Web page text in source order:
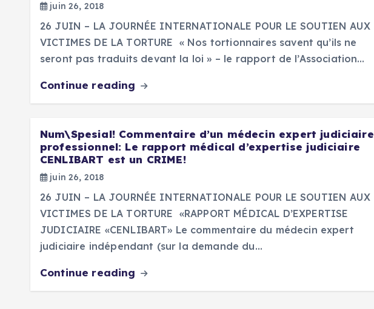
juin 26, 2018
26 JUIN – LA JOURNÉE INTERNATIONALE POUR LE SOUTIEN AUX
VICTIMES DE LA TORTURE « Nos tortionnaires savent qu’ils ne
seront pas traduits devant la loi » – le rapport de l’Association…
Continue reading
Num\Spesial! Commentaire d’un médecin expert judiciaire
professionnel: Le rapport médical d’expertise judiciaire
CENLIBART est un CRIME!
juin 26, 2018
26 JUIN – LA JOURNÉE INTERNATIONALE POUR LE SOUTIEN AUX
VICTIMES DE LA TORTURE «RAPPORT MÉDICAL D’EXPERTISE
JUDICIAIRE «CENLIBART» Le commentaire du médecin expert
judiciaire indépendant (sur la demande du…
Continue reading